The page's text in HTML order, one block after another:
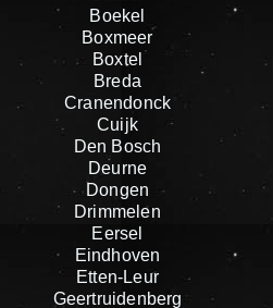
Boekel
Boxmeer
Boxtel
Breda
Cranendonck
Cuijk
Den Bosch
Deurne
Dongen
Drimmelen
Eersel
Eindhoven
Etten-Leur
Geertruidenberg